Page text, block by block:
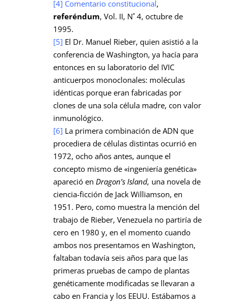
[4] Comentario constitucional,
referéndum, Vol. II, N˚ 4, octubre de
1995.
[5] El Dr. Manuel Rieber, quien asistió a la
conferencia de Washington, ya hacía para
entonces en su laboratorio del IVIC
anticuerpos monoclonales: moléculas
idénticas porque eran fabricadas por
clones de una sola célula madre, con valor
inmunológico.
[6] La primera combinación de ADN que
procediera de células distintas ocurrió en
1972, ocho años antes, aunque el
concepto mismo de «ingeniería genética»
apareció en Dragon’s Island, una novela de
ciencia-ficción de Jack Williamson, en
1951. Pero, como muestra la mención del
trabajo de Rieber, Venezuela no partiría de
cero en 1980 y, en el momento cuando
ambos nos presentamos en Washington,
faltaban todavía seis años para que las
primeras pruebas de campo de plantas
genéticamente modificadas se llevaran a
cabo en Francia y los EEUU. Estábamos a